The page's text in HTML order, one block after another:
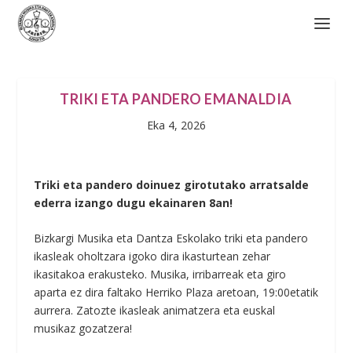
TRIKI ETA PANDERO EMANALDIA
Eka 4, 2026
Triki eta pandero doinuez girotutako arratsalde
ederra izango dugu ekainaren 8an!
Bizkargi Musika eta Dantza Eskolako triki eta pandero
ikasleak oholtzara igoko dira ikasturtean zehar
ikasitakoa erakusteko. Musika, irribarreak eta giro
aparta ez dira faltako Herriko Plaza aretoan, 19:00etatik
aurrera. Zatozte ikasleak animatzera eta euskal
musikaz gozatzera!